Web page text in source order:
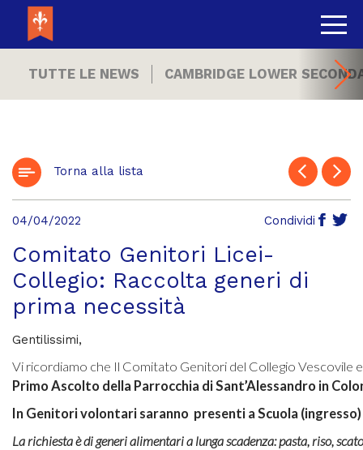
TUTTE LE NEWS CAMBRIDGE LOWER
Torna alla lista
04/04/2022 Condividi
Comitato Genitori Licei-
Collegio: Raccolta generi di
prima necessità
Gentilissimi,
Vi ricordiamo che Il Comitato Genitori del Collegio Vescovile
Primo Ascolto della Parrocchia di Sant’Alessandro in
In Genitori volontari saranno presenti a Scuola
La richiesta è di generi alimentari a lunga scadenza: pasta, riso,